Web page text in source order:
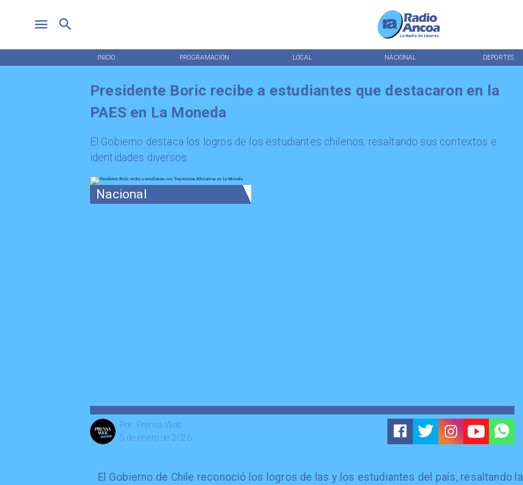
INICIO PROGRAMACIÓN LOCAL NACIONAL DEPORTES
Nacional
Prensa Web
Por
5 de enero de 2026
Presidente Boric recibe a estudiantes que destacaron en la
PAES en La Moneda
El Gobierno destaca los logros de los estudiantes chilenos, resaltando sus contextos e
identidades diversos.
El Gobierno de Chile reconoció los logros de las y los estudiantes del país, resaltando la